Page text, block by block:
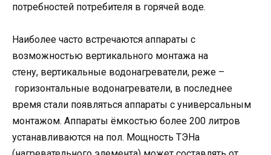
потребностей потребителя в горячей воде.
Наиболее часто встречаются аппараты с
возможностью вертикального монтажа на
стену, вертикальные водонагреватели, реже –
горизонтальные водонагреватели, в последнее
время стали появляться аппараты с универсальным
монтажом. Аппараты ёмкостью более 200 литров
устанавливаются на пол. Мощность ТЭНа